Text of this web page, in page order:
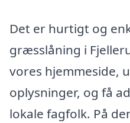
Det er hurtigt og
græsslåning i
vores hjemmeside,
oplysninger, og få
lokale fagfolk. På